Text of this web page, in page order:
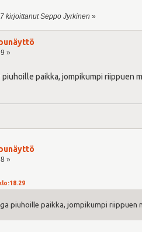
kirjoittanut Seppo Jyrkinen »
»
piuhoille paikka, jompikumpi riippuen
»
piuhoille paikka, jompikumpi